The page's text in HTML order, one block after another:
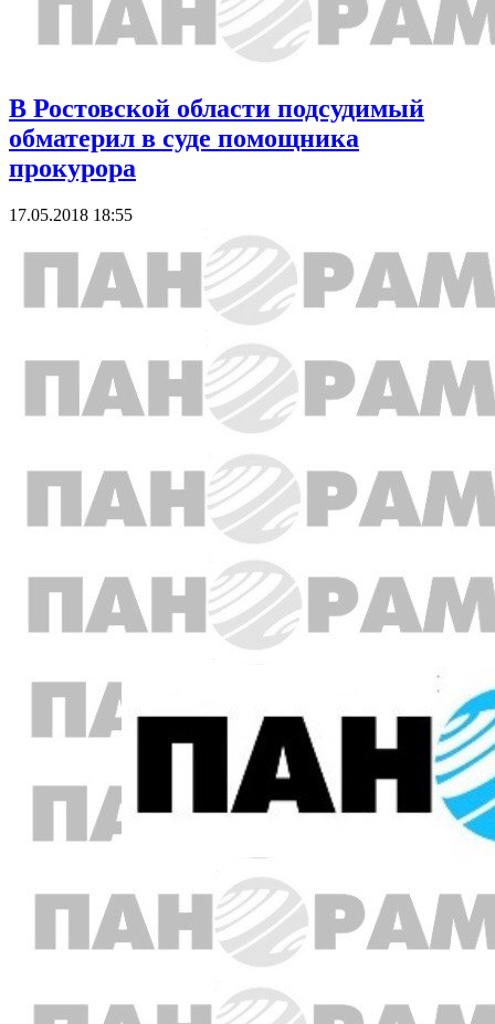
В Ростовской области подсудимый
обматерил в суде помощника
прокурора
17.05.2018 18:55